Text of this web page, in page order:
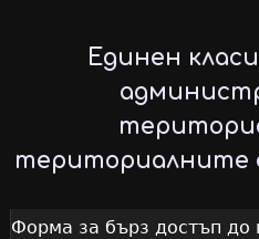
to
main
content
Единен
териториалните
Форма за бърз достъп до